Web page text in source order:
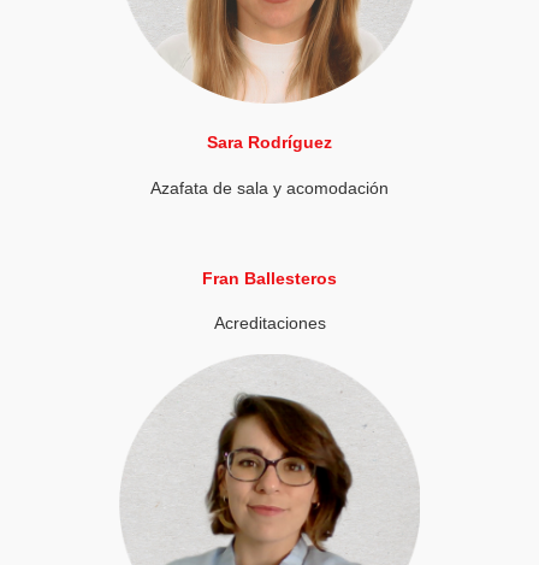
Sara Rodríguez
Azafata de sala y acomodación
Fran Ballesteros
Acreditaciones